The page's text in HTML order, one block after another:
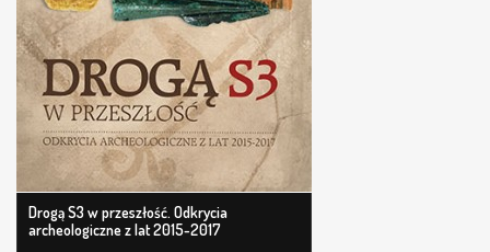
Drogą S3 w przeszłość. Odkrycia
archeologiczne z lat 2015-2017